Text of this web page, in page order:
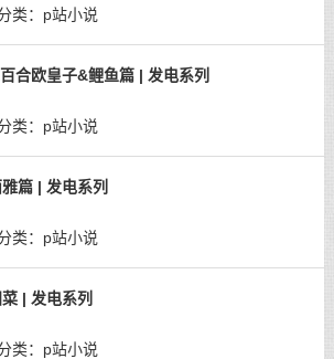
类： p站小说
合欧皇子&鲤鱼篇 | 发电系列
类： p站小说
篇 | 发电系列
类： p站小说
| 发电系列
类： p站小说